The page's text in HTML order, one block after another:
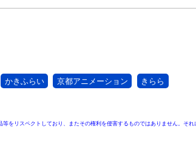
かきふらい 京都アニメーション きらら
をリスペクトしており、またその権利を侵害するものではありません。それ